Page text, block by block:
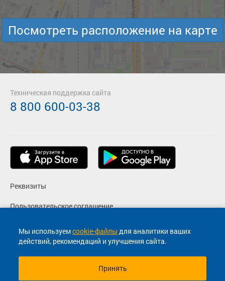
Мы используемcookie-файлы для аналитики ваших
действий, рекомендаций и улучшения сайта.
Принять
Посмотреть расположение на карте
Реквизиты
Пользовательское соглашение
Политика конфиденциальности
Согласие на маркетинговые сообщения
Техническая поддержка сайта
8 800 600-03-38
© 2013-2026, ООО "Капитал"- Онлайн сервис продажи